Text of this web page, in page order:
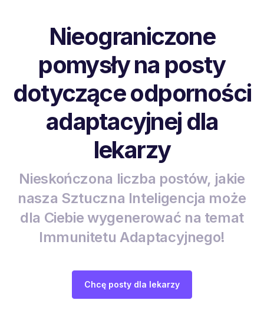
Nieograniczone
pomysły na posty
dotyczące odporności
adaptacyjnej dla
lekarzy
Nieskończona liczba postów, jakie
nasza Sztuczna Inteligencja może
dla Ciebie wygenerować na temat
Immunitetu Adaptacyjnego!
Chcę posty dla lekarzy